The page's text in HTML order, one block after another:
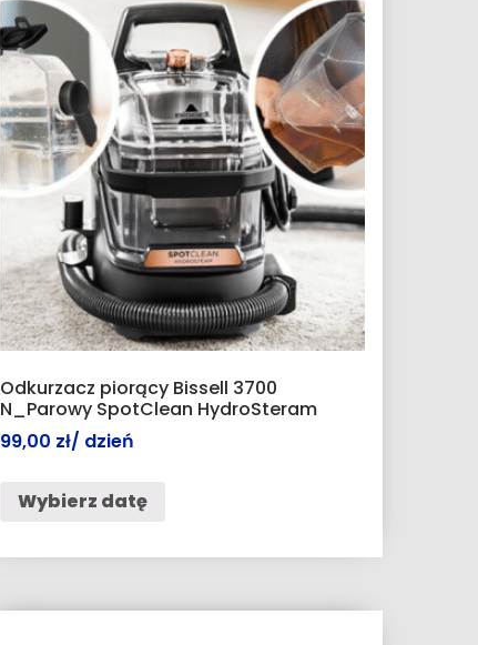
Odkurzacz piorący Bissell 3700
N_Parowy SpotClean HydroSteram
99,00 zł/ dzień
Wybierz datę